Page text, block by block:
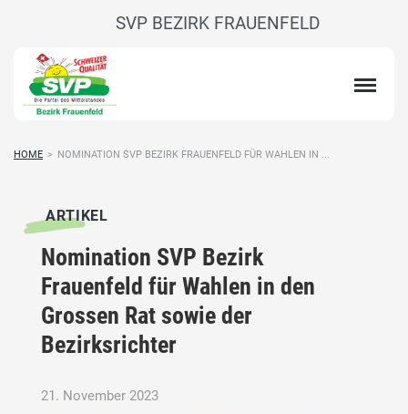
SVP BEZIRK FRAUENFELD
HOME > NOMINATION SVP BEZIRK FRAUENFELD FÜR WAHLEN IN ...
ARTIKEL
Nomination SVP Bezirk
Frauenfeld für Wahlen in den
Grossen Rat sowie der
Bezirksrichter
21. November 2023